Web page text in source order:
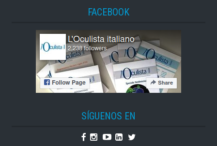
FACEBOOK
SÍGUENOS EN
Facebook
Instagram
YoutubeLinkedin
Twitter